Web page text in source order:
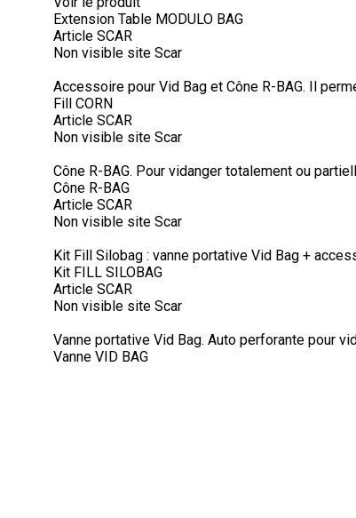
Extension Table MODULO BAG
Article SCAR
Non visible site Scar
Accessoire pour Vid Bag et Cône R-BAG. Il
Fill CORN
Article SCAR
Non visible site Scar
Cône R-BAG. Pour vidanger totalement ou
Cône R-BAG
Article SCAR
Non visible site Scar
Kit Fill Silobag : vanne portative Vid Bag +
Kit FILL SILOBAG
Article SCAR
Non visible site Scar
Vanne portative Vid Bag. Auto perforante pour
Vanne VID BAG